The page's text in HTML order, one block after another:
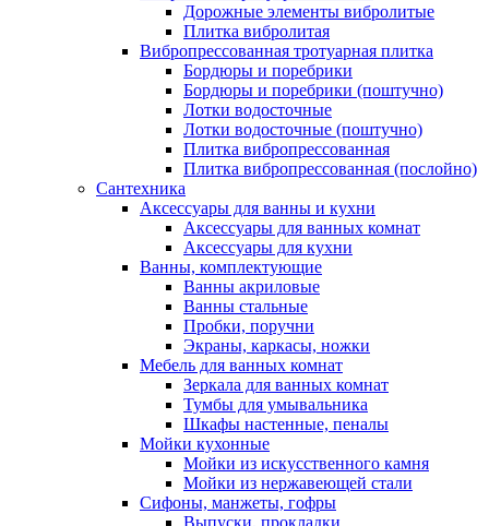
Дорожные элементы вибролитые
Плитка вибролитая
Вибропрессованная тротуарная плитка
Бордюры и поребрики
Бордюры и поребрики (поштучно)
Лотки водосточные
Лотки водосточные (поштучно)
Плитка вибропрессованная
Плитка вибропрессованная (послойно)
Сантехника
Аксессуары для ванны и кухни
Аксессуары для ванных комнат
Аксессуары для кухни
Ванны, комплектующие
Ванны акриловые
Ванны стальные
Пробки, поручни
Экраны, каркасы, ножки
Мебель для ванных комнат
Зеркала для ванных комнат
Тумбы для умывальника
Шкафы настенные, пеналы
Мойки кухонные
Мойки из искусственного камня
Мойки из нержавеющей стали
Сифоны, манжеты, гофры
Выпуски, прокладки